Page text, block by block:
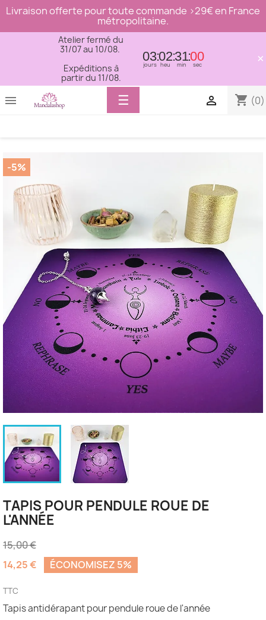
Livraison offerte pour toute commande >29€ en France
métropolitaine.
Atelier fermé du
31/07 au 10/08.
Expéditions à
partir du 11/08.
03
jours
02
heu
30
min
59
sec ×
 shopping_cart (0)

Basculer
la
☰
-5%
TAPIS POUR PENDULE ROUE DE
L'ANNÉE
15,00 €
14,25 €
ÉCONOMISEZ 5%
TTC
Tapis antidérapant pour pendule roue de l'année